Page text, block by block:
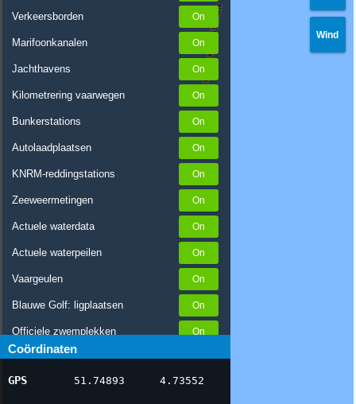
Verkeersborden
Marifoonkanalen
Jachthavens
Kilometrering vaarwegen
Bunkerstations
Autolaadplaatsen
KNRM-reddingstations
Zeeweermetingen
Actuele waterdata
Actuele waterpeilen
Vaargeulen
Blauwe Golf: ligplaatsen
Officiele zwemplekken
Stremmingen/hinder
AIS scheepsposities
Coördinaten
GPS 51.74893 4.73552
Wind